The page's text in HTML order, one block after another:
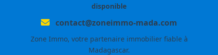
disponible
contact@zoneimmo-mada.com
Zone Immo, votre partenaire immobilier fiable à
Madagascar.